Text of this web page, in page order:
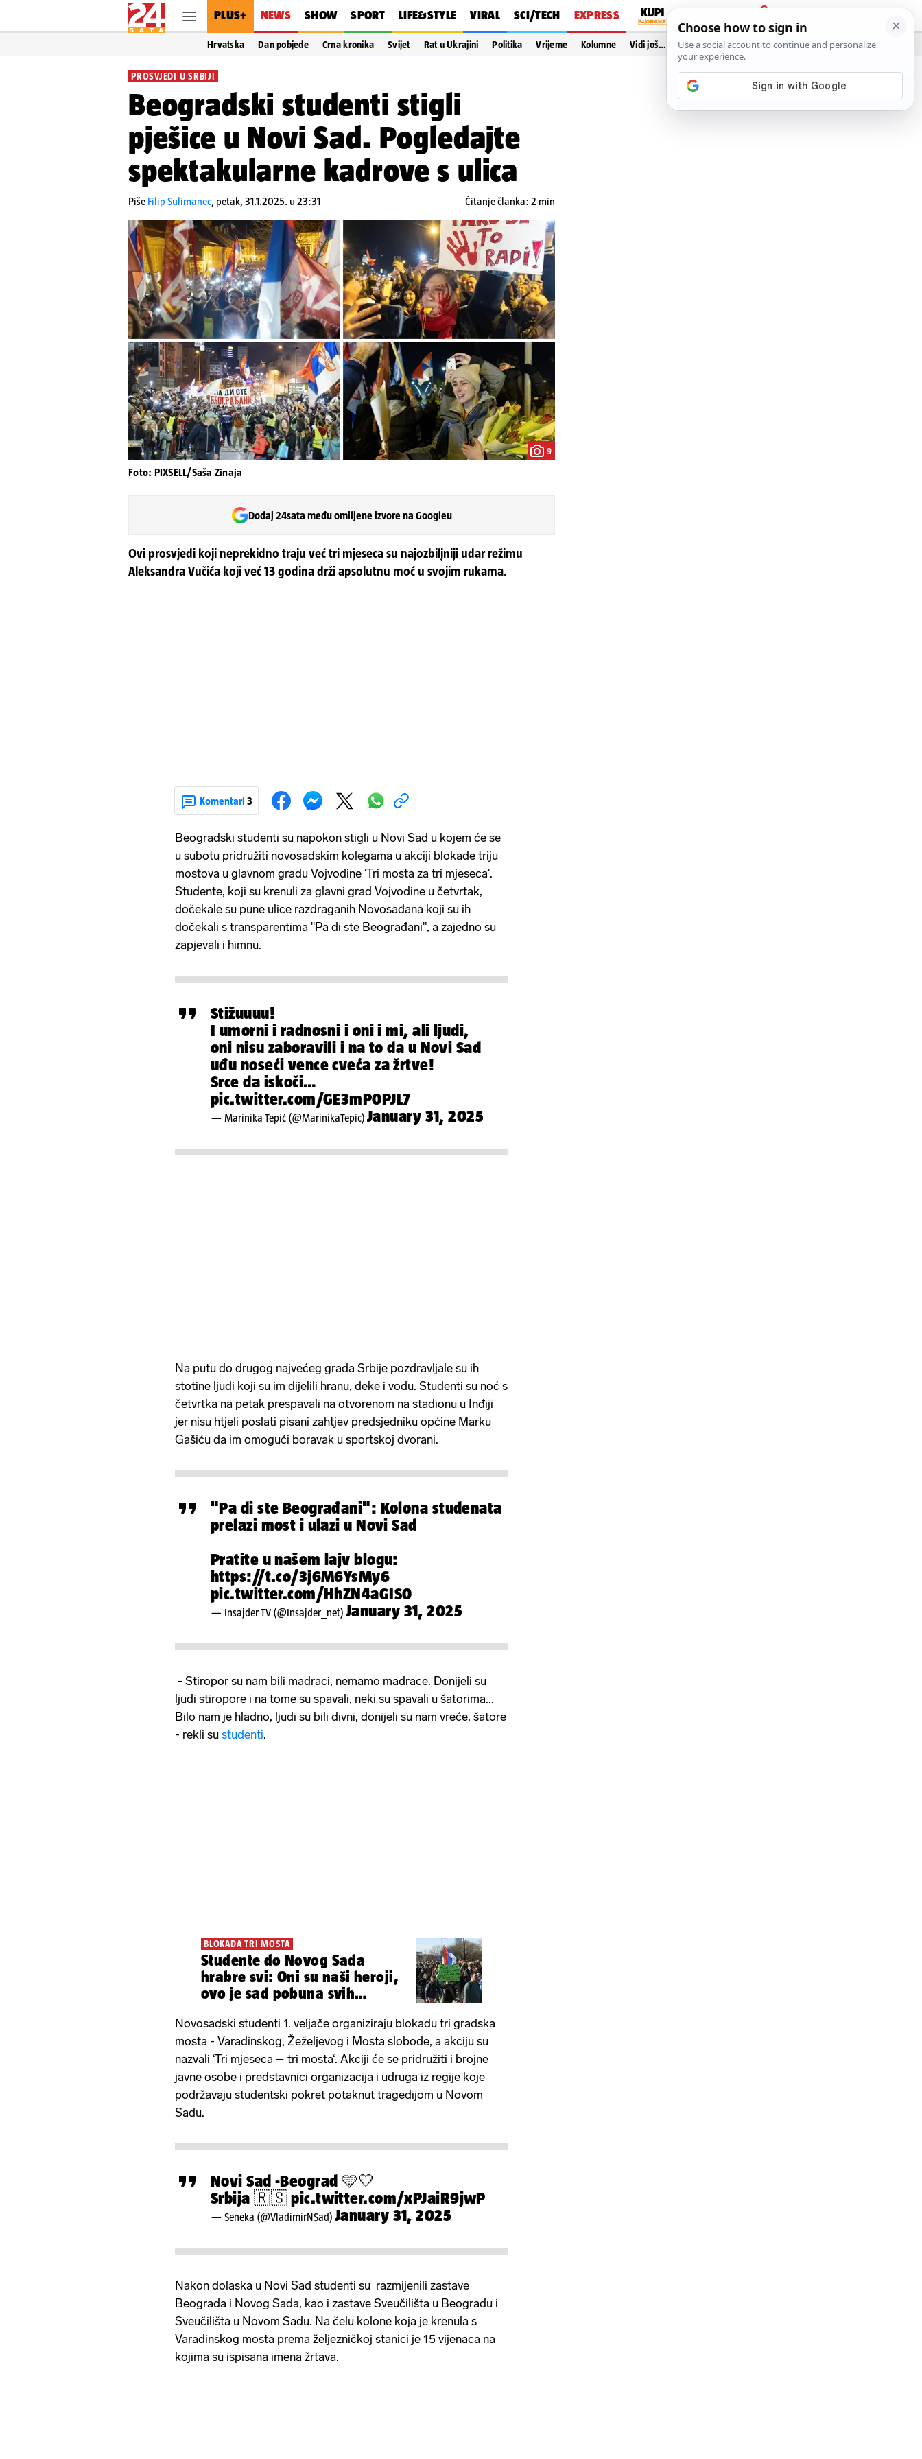
PLUS+ NEWS SHOW SPORT LIFE&STYLE VIRAL SCI/TECH EXPRESS
PRIJAVA
Hrvatska Dan pobjede Crna kronika Svijet Rat u Ukrajini Politika Vrijeme Kolumne Vidi još…
PROSVJEDI U SRBIJI
Beogradski studenti stigli
pješice u Novi Sad. Pogledajte
spektakularne kadrove s ulica
Piše Filip Sulimanec, petak, 31.1.2025. u 23:31 Čitanje članka: 2 min
9
Foto: PIXSELL/Saša Zinaja
Dodaj 24sata među omiljene izvore na Googleu
Ovi prosvjedi koji neprekidno traju već tri mjeseca su najozbiljniji udar režimu
Aleksandra Vučića koji već 13 godina drži apsolutnu moć u svojim rukama.
Komentari 3
Beogradski studenti su napokon stigli u Novi Sad u kojem će se
u subotu pridružiti novosadskim kolegama u akciji blokade triju
mostova u glavnom gradu Vojvodine ‘Tri mosta za tri mjeseca'.
Studente, koji su krenuli za glavni grad Vojvodine u četvrtak,
dočekale su pune ulice razdraganih Novosađana koji su ih
dočekali s transparentima "Pa di ste Beograđani", a zajedno su
zapjevali i himnu.
Stižuuuu!
I umorni i radnosni i oni i mi, ali ljudi,
oni nisu zaboravili i na to da u Novi Sad
uđu noseći vence cveća za žrtve!
Srce da iskoči…
pic.twitter.com/GE3mP0PJL7
— Marinika Tepić (@MarinikaTepic) January 31, 2025
Na putu do drugog najvećeg grada Srbije pozdravljale su ih
stotine ljudi koji su im dijelili hranu, deke i vodu. Studenti su noć s
četvrtka na petak prespavali na otvorenom na stadionu u Inđiji
jer nisu htjeli poslati pisani zahtjev predsjedniku općine Marku
Gašiću da im omogući boravak u sportskoj dvorani.
"Pa di ste Beograđani": Kolona studenata
prelazi most i ulazi u Novi Sad
Pratite u našem lajv blogu:
https://t.co/3j6M6YsMy6
pic.twitter.com/HhZN4aGIS0
— Insajder TV (@Insajder_net) January 31, 2025
- Stiropor su nam bili madraci, nemamo madrace. Donijeli su
ljudi stiropore i na tome su spavali, neki su spavali u šatorima...
Bilo nam je hladno, ljudi su bili divni, donijeli su nam vreće, šatore
- rekli su studenti.
BLOKADA TRI MOSTA
Studente do Novog Sada
hrabre svi: Oni su naši heroji,
ovo je sad pobuna svih
Novosadski studenti 1. veljače organiziraju blokadu tri gradska
mosta - Varadinskog, Žeželjevog i Mosta slobode, a akciju su
nazvali ‘Tri mjeseca – tri mosta‘. Akciji će se pridružiti i brojne
javne osobe i predstavnici organizacija i udruga iz regije koje
podržavaju studentski pokret potaknut tragedijom u Novom
Sadu.
Novi Sad -Beograd 🩵🤍
Srbija 🇷🇸pic.twitter.com/xPJaiR9jwP
— Seneka (@VladimirNSad) January 31, 2025
Nakon dolaska u Novi Sad studenti su razmijenili zastave
Beograda i Novog Sada, kao i zastave Sveučilišta u Beogradu i
Sveučilišta u Novom Sadu. Na čelu kolone koja je krenula s
Varadinskog mosta prema željezničkoj stanici je 15 vijenaca na
kojima su ispisana imena žrtava.